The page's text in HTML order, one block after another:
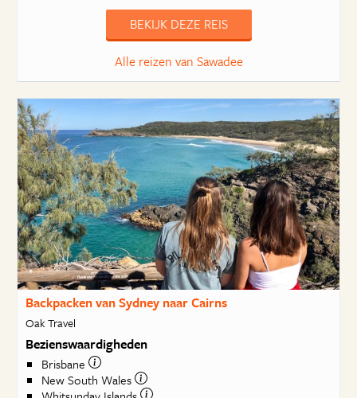
BEKIJK DEZE REIS
Alle reizen van Sawadee
Backpacken van Sydney naar Cairns
Oak Travel
Bezienswaardigheden
Brisbane
New South Wales